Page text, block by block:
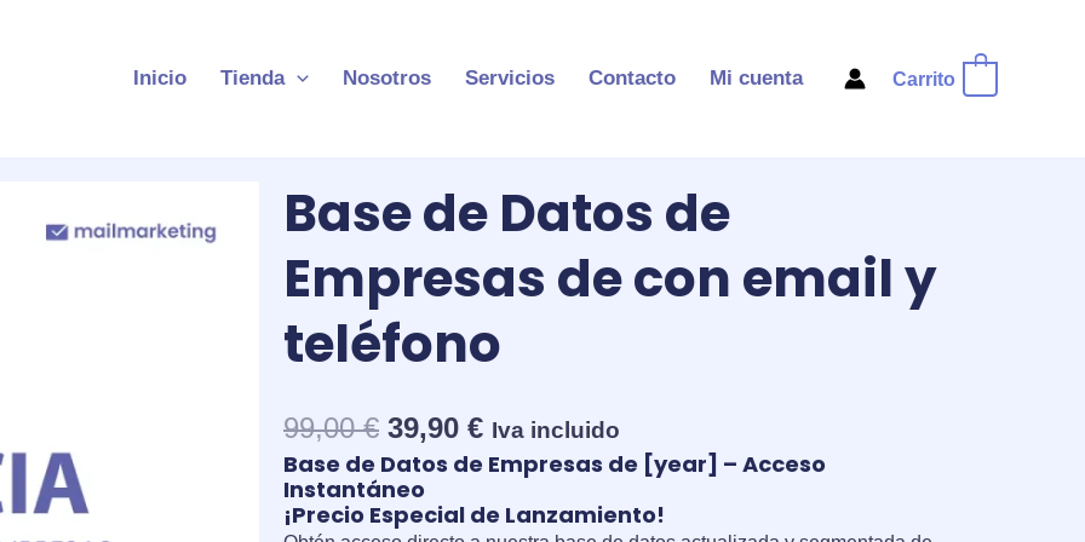
Inicio Tienda Nosotros Servicios Contacto Mi cuenta Carrito
Base de Datos de
Empresas de con email y
teléfono
99,00€ El
precio
original
era:
39,90 €El
precio
actual
es:
Iva incluido
Base de Datos de Empresas de [year] – Acceso
Instantáneo
¡Precio Especial de Lanzamiento!